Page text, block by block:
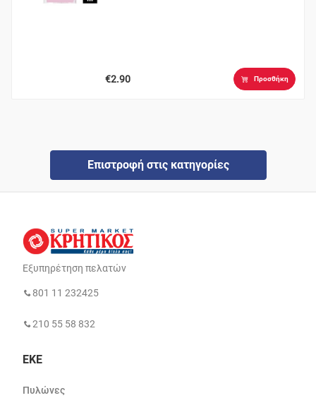
€2.90 Προσθήκη
Επιστροφή στις κατηγορίες
Εξυπηρέτηση πελατών
801 11 232425
210 55 58 832
ΕΚΕ
Πυλώνες